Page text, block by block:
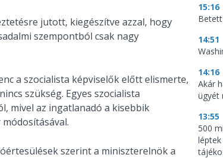
jutott, kiegészítve azzal, hogy
szempontból csak nagy
a szocialista képviselők előtt elismerte,
szükség. Egyes szocialista
mivel az ingatlanadó a kisebbik
szerint a miniszterelnök a
15:16
14:51
14:16
Akár
ügyét
13:55
500